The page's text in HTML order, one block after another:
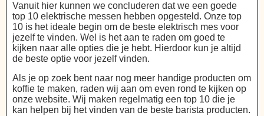
Vanuit hier kunnen we concluderen dat we een goede
top 10 elektrische messen hebben opgesteld. Onze top
10 is het ideale begin om de beste elektrisch mes voor
jezelf te vinden. Wel is het aan te raden om goed te
kijken naar alle opties die je hebt. Hierdoor kun je altijd
de beste optie voor jezelf vinden.
Als je op zoek bent naar nog meer handige producten om
koffie te maken, raden wij aan om even rond te kijken op
onze website. Wij maken regelmatig een top 10 die je
kan helpen bij het vinden van de beste barista producten.